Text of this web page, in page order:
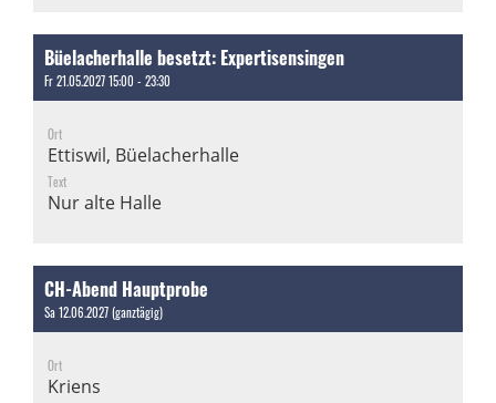
Büelacherhalle besetzt: Expertisensingen
Fr 21.05.2027 15:00 - 23:30
Ort
Ettiswil, Büelacherhalle
Text
Nur alte Halle
CH-Abend Hauptprobe
Sa 12.06.2027 (ganztägig)
Ort
Kriens